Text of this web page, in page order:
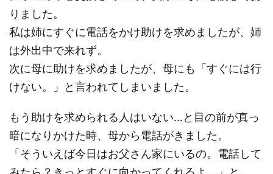
りました。
私は姉にすぐに電話をかけ助けを求めましたが、姉
は外出中で来れず。
次に母に助けを求めましたが、母にも「すぐには行
けない。」と言われてしまいました。
もう助けを求められる人はいない…と目の前が真っ
暗になりかけた時、母から電話がきました。
「そういえば今日はお父さん家にいるの。電話して